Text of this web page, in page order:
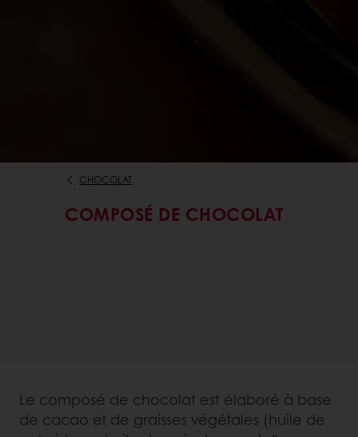
CHOCOLAT
COMPOSÉ DE CHOCOLAT
Le composé de chocolat est élaboré à base
de cacao et de graisses végétales (huile de